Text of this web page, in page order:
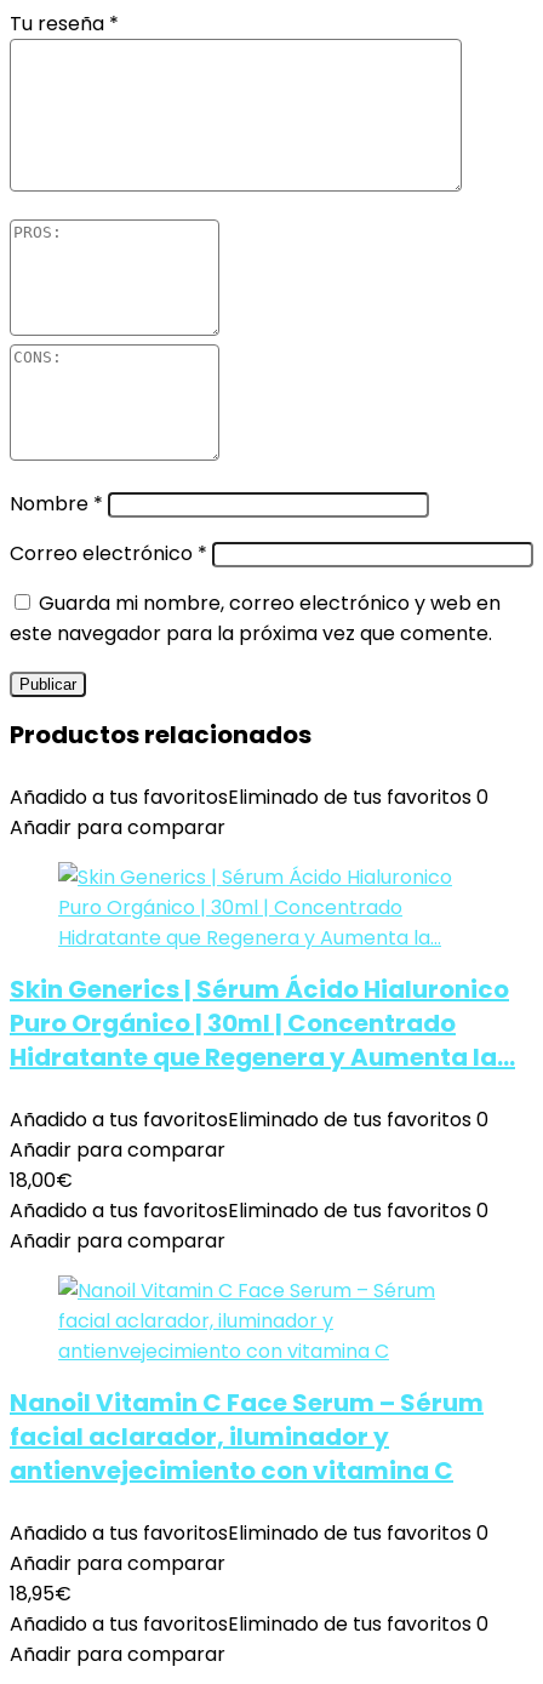
Tu reseña *
Nombre *
Correo electrónico *
Guarda mi nombre, correo electrónico y web en
este navegador para la próxima vez que comente.
Productos relacionados
Añadido a tus favoritosEliminado de tus favoritos0
Añadir para comparar
Skin Generics | Sérum Ácido Hialuronico
Puro Orgánico | 30ml | Concentrado
Hidratante que Regenera y Aumenta la…
Añadido a tus favoritosEliminado de tus favoritos0
Añadir para comparar
18,00€
Añadido a tus favoritosEliminado de tus favoritos0
Añadir para comparar
Nanoil Vitamin C Face Serum – Sérum
facial aclarador, iluminador y
antienvejecimiento con vitamina C
Añadido a tus favoritosEliminado de tus favoritos0
Añadir para comparar
18,95€
Añadido a tus favoritosEliminado de tus favoritos0
Añadir para comparar